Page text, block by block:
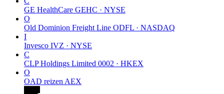
GE HealthCare GEHC · NYSE
O
Old Dominion Freight Line ODFL · NASDAQ
I
Invesco IVZ · NYSE
C
CLP Holdings Limited 0002 · HKEX
O
OAD reizen AEX